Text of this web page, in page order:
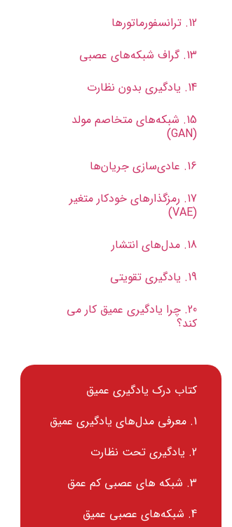
12. ترانسفورماتورها
13. گراف شبکه‌های عصبی
14. یادگیری بدون نظارت
15. شبکه‌های متخاصم مولد
(GAN)
16. عادی‌سازی جریان‌ها
17. رمزگذارهای خودکار متغیر
(VAE)
18. مدل‌های انتشار
19. یادگیری تقویتی
20. چرا یادگیری عمیق کار می
کند؟
کتاب درک یادگیری عمیق
1. معرفی مدل‌های یادگیری عمیق
2. یادگیری تحت نظارت
3. شبکه های عصبی کم عمق
4. شبکه‌های عصبی عمیق